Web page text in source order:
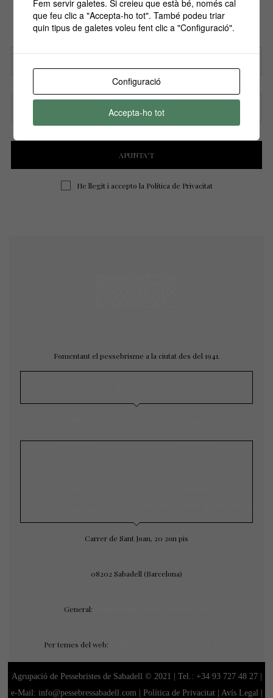
Si vols estar informa't de tots els
esdeveniments, inscriu-te amb el teu email al
nostre butlletí!
Nom
Correu electrònic
He llegit i accepto la Política de Privacitat
Fomentant el pessebrisme a la ciutat des del 1941.
Exposicions Concursos
Carrer de Sant Joan, 20 2on pis
08202 Sabadell (Barcelona)
General:
Per temes del web:
Agrupació de Pessebristes de Sabadell © 2021 | Tel.: +34 93 727 48 27|
e-Mail: info@pessebressabadell.com | Política de Privacitat| Avís Legal
Fem servir galetes. Si creieu que està bé, només cal
que feu clic a "Accepta-ho tot". També podeu triar
quin tipus de galetes voleu fent clic a "Configuració".
Configuració
Accepta-ho tot